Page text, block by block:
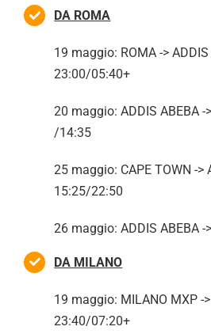
DA ROMA
19 maggio: ROMA -> ADDIS
23:00/05:40+
20 maggio: ADDIS ABEBA -
/14:35
25 maggio: CAPE TOWN ->
15:25/22:50
26 maggio: ADDIS ABEBA
DA MILANO
19 maggio: MILANO MXP -
23:40/07:20+